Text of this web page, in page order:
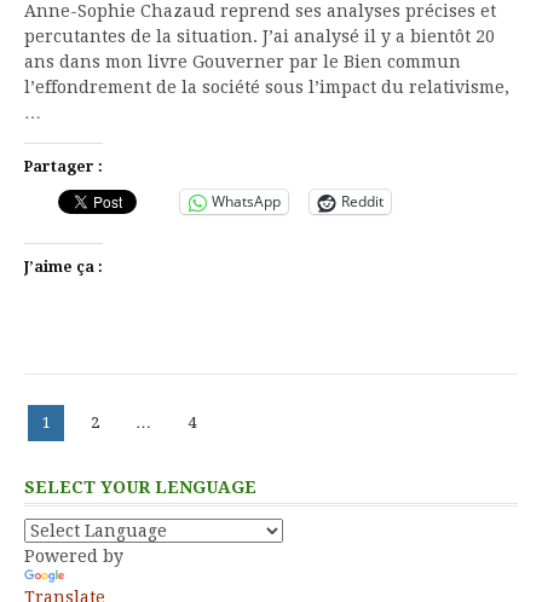
Anne-Sophie Chazaud reprend ses analyses précises et
percutantes de la situation. J’ai analysé il y a bientôt 20
ans dans mon livre Gouverner par le Bien commun
l’effondrement de la société sous l’impact du relativisme,
…
Partager :
WhatsApp Reddit
J’aime ça :
Pagination
des
publications
Page
1 Page
2 … Page
4
SELECT YOUR LENGUAGE
Powered by
Translate